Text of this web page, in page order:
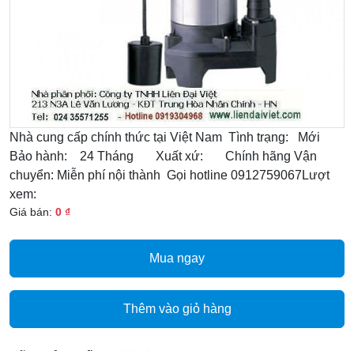
Nhà cung cấp chính thức tại Việt Nam Tình trạng: Mới
Bảo hành: 24 Tháng Xuất xứ: Chính hãng Vận
chuyển: Miễn phí nội thành Gọi hotline 0912759067Lượt
xem:
Giá bán: 0 ₫
Mua ngay
Thêm vào giỏ hàng